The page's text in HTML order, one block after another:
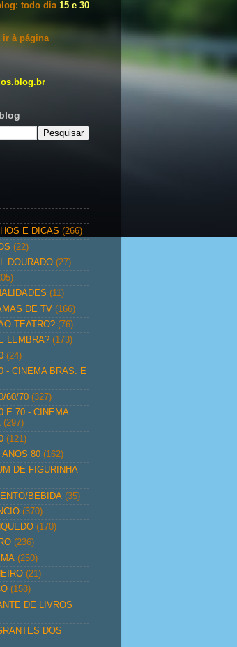
todo dia 15 e 30
ir à página
E DICAS (266)
(22)
DOURADO (27)
(11)
DE TV (166)
TEATRO? (76)
LEMBRA? (173)
(24)
- CINEMA BRAS. E
60/70 (327)
E 70 - CINEMA
(297)
(121)
ANOS 80 (162)
DE FIGURINHA
BEBIDA (35)
(370)
(170)
(236)
(250)
(21)
(158)
DE LIVROS
DOS